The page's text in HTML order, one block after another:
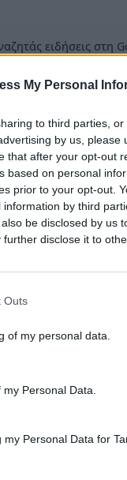
My Personal
to third parties,
by us, please
that after your opt-out
based on personal
prior to your opt-out.
by third
be disclosed by us
further disclose it to
Outs
of my personal data.
Personal Data.
Personal Data for
ειδήσεις στη
πηγή
η διεθνής
αυτήν την
της (έως τώρα)
ήταν η 94η
τουρνουά
τις αρχές του
περυσινή
Έτσι η 20χρονη